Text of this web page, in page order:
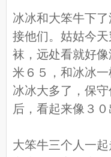
冰冰和大笨牛下
接他们。姑姑今
袜，远处看就好
米６５，和冰冰
冰冰大多了，保
后，看起来像３０
大笨牛三个人一